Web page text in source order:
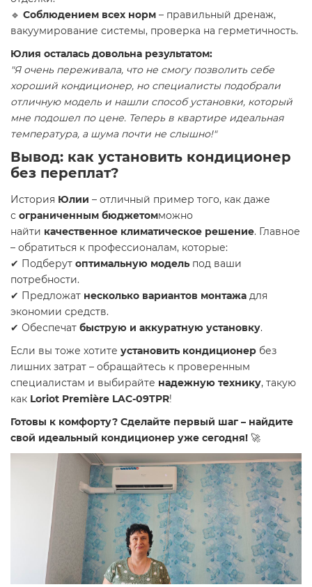
🔹 Соблюдением всех норм – правильный дренаж,
вакуумирование системы, проверка на герметичность.
Юлия осталась довольна результатом:
"Я очень переживала, что не смогу позволить себе
хороший кондиционер, но специалисты подобрали
отличную модель и нашли способ установки, который
мне подошел по цене. Теперь в квартире идеальная
температура, а шума почти не слышно!"
Вывод: как установить кондиционер
без переплат?
История Юлии – отличный пример того, как даже
с ограниченным бюджетомможно
найти качественное климатическое решение. Главное
– обратиться к профессионалам, которые:
✔ Подберут оптимальную модель под ваши
потребности.
✔ Предложат несколько вариантов монтажа для
экономии средств.
✔ Обеспечат быструю и аккуратную установку.
Если вы тоже хотите установить кондиционер без
лишних затрат – обращайтесь к проверенным
специалистам и выбирайте надежную технику, такую
как Loriot Première LAC-09TPR!
Готовы к комфорту? Сделайте первый шаг – найдите
свой идеальный кондиционер уже сегодня! 🚀